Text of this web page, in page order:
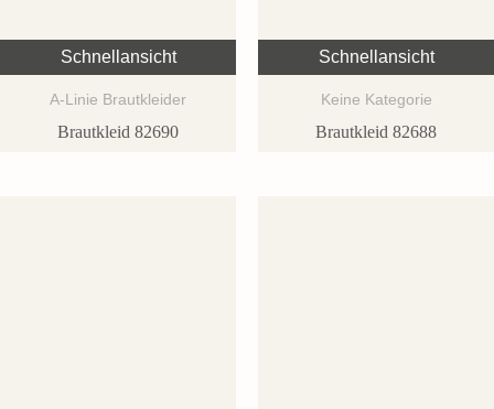
Schnellansicht
A-Linie Brautkleider
Brautkleid 82690
Schnellansicht
Keine Kategorie
Brautkleid 82688